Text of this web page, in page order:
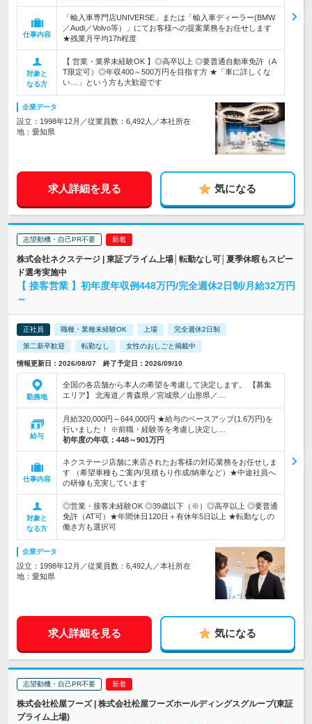
仕事内容
「輸入車専門店UNIVERSE」または「輸入車ディーラー(BMW
／Audi／Volvo等）」にてお客様への提案業務をお任せします
★残業月平均17h程度
対象と
なる方
【 営業・業界未経験OK 】◎高卒以上 ◎要普通自動車免許（A
T限定可）◎年収400～500万円を目指す方 ★「車に詳しくな
い…」という方も大歓迎です
企業データ
設立：1998年12月／従業員数：6,492人／本社所在
地：愛知県
求人詳細を見る 気になる
志望動機・自己PR不要
株式会社ネクステージ | 東証プライム上場│転勤なし可│夏季休暇もスピー
ド選考実施中
【 接客営業 】初年度年収例448万円/完全週休2日制/月給32万円
～
正社員 職種・業種未経験OK 上場 完全週休2日制
第二新卒歓迎 転勤なし 女性のおしごと掲載中
情報更新日：2026/08/07 終了予定日：2026/09/10
勤務地
全国の各店舗から本人の希望を考慮して決定します。 【募集
エリア】 北海道／青森県／宮城県／山形県／…
給与
月給320,000円～644,000円 ★給与のベースアップ(1.6万円)を
行いました！ ※前職・経験等を考慮し決定し…
初年度の年収： 448～901万円
仕事内容
ネクステージ店舗に来店されたお客様の対応業務をお任せしま
す （希望車種もご案内/見積もり作成/納車など）★中途社員へ
の研修も充実しています
対象と
なる方
◎営業・接客未経験OK ◎39歳以下（※）◎高卒以上 ◎要普通
免許（AT可）★年間休日120日＋有休年5日以上 ★転勤なしの
働き方も選択可
企業データ
設立：1998年12月／従業員数：6,492人／本社所在
地：愛知県
求人詳細を見る 気になる
志望動機・自己PR不要
株式会社松屋フーズ | 株式会社松屋フーズホールディングスグループ(東証
プライム上場)